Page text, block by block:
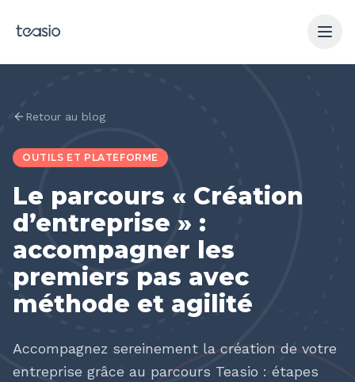
Retour au blog
OUTILS ET PLATEFORME
Le parcours « Création
d’entreprise » :
accompagner les
premiers pas avec
méthode et agilité
Accompagnez sereinement la création de votre
entreprise grâce au parcours Teasio : étapes